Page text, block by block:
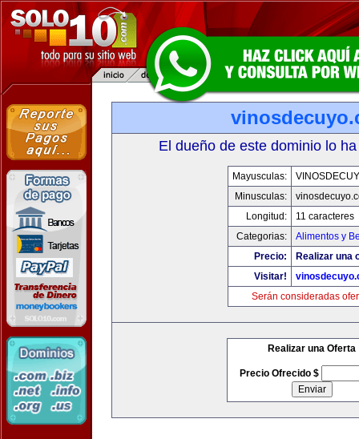
El dueño de este dominio lo
Mayusculas:
Minusculas:
Longitud:
11 caracteres
Categorias:
Alimentos y
Precio:
Realizar una
Visitar!
Serán consideradas
Realizar una Oferta
Precio Ofrecido $